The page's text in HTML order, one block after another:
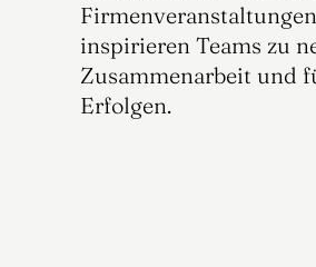
inspirieren Teams zu
Zusammenarbeit und
Erfolgen.